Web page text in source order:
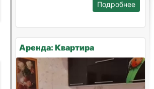
Подробнее
Аренда: Квартира